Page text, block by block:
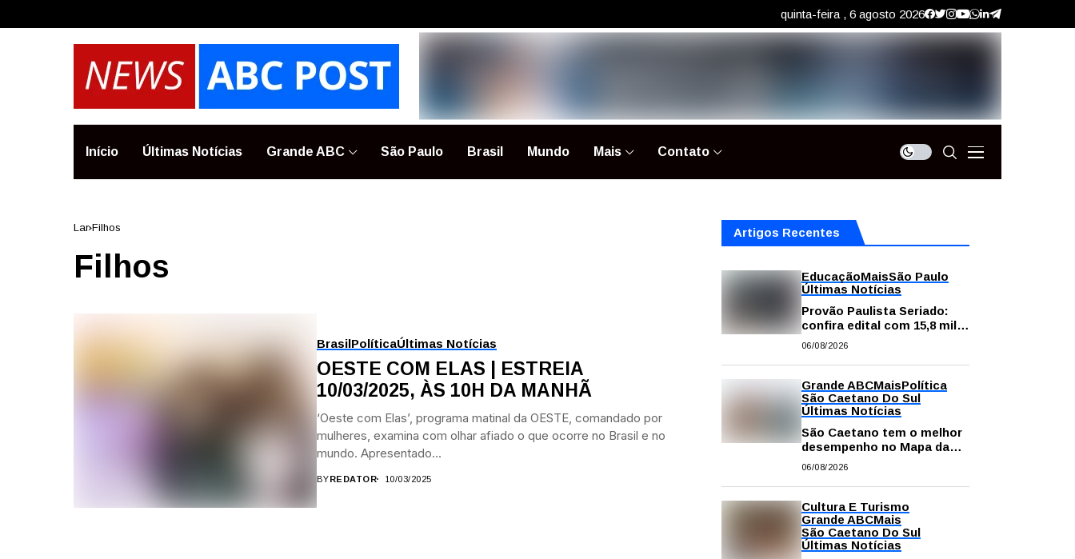
quinta-feira , 6 agosto 2026
Início Últimas Notícias Grande ABC São Paulo Brasil Mundo Mais Contato
Lar Filhos
Filhos
BrasilPolíticaÚltimas Notícias
OESTE COM ELAS | ESTREIA
10/03/2025, ÀS 10H DA MANHÃ
‘Oeste com Elas’, programa matinal da OESTE, comandado por
mulheres, examina com olhar afiado o que ocorre no Brasil e no
mundo. Apresentado...
BYREDATOR 10/03/2025
Artigos Recentes
EducaçãoMaisSão Paulo
Últimas Notícias
Provão Paulista Seriado:
confira edital com 15,8 mil
vagas para ensino superior
06/08/2026
Grande ABCMaisPolítica
São Caetano Do Sul
Últimas Notícias
São Caetano tem o melhor
desempenho no Mapa da
Desigualdade da Grande SP
06/08/2026
Cultura E Turismo
Grande ABCMais
São Caetano Do Sul
Últimas Notícias